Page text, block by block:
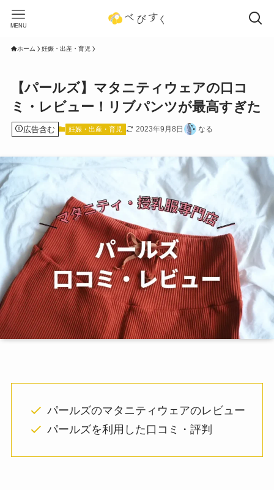
MENU
ホーム 妊娠・出産・育児
【パールズ】マタニティウェアの口コ
ミ・レビュー！リブパンツが最高すぎた
広告含む 妊娠・出産・育児 2023年9月8日 なる
パールズのマタニティウェアのレビュー
パールズを利用した口コミ・評判